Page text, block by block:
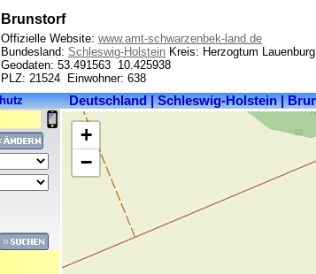
Brunstorf
Offizielle Website: www.amt-schwarzenbek-land.de
Bundesland: Schleswig-Holstein Kreis: Herzogtum Lauenburg
Geodaten: 53.491563 10.425938
PLZ: 21524 Einwohner: 638